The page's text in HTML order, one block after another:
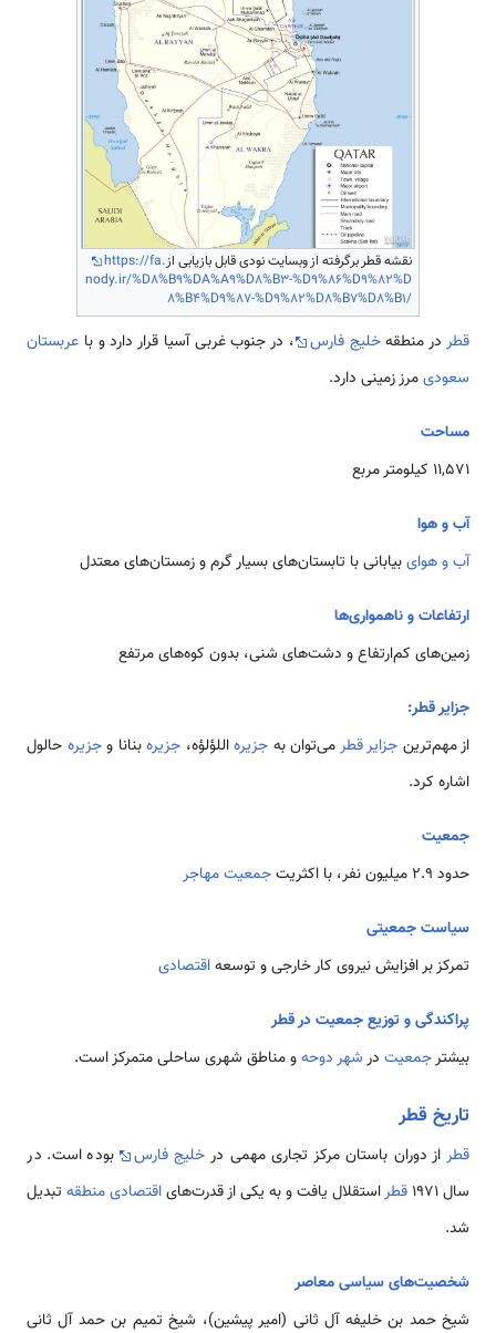
نقشه قطر برگرفته از وبسایت نودی قابل بازیابی ازhttps://fa.
nody.ir/%D8%B9%DA%A9%D8%B3-%D9%86%D9%82%D
8%B4%D9%87-%D9%82%D8%B7%D8%B1/
قطردر منطقهخلیج فارس ، در جنوب غربی آسیا قرار دارد و با عربستان
سعودیمرز زمینی دارد.
مساحت
11,571 کیلومتر مربع
آب و هوا
آب و هوایبیابانی با تابستان‌های بسیار گرم و زمستان‌های معتدل
ارتفاعات و ناهمواری‌ها
زمین‌های کم‌ارتفاع و دشت‌های شنی، بدون کوه‌های مرتفع
جزایر قطر:
از مهم‌ترین جزایرقطرمی‌توان به جزیرهاللؤلؤه، جزیرهبنانا وجزیره حالول
اشاره کرد.
جمعیت
حدود 2.9 میلیون نفر، با اکثریت
جمعیتمهاجر
سیاست جمعیتی
تمرکز بر افزایش نیروی کار خارجی و توسعهاقتصادی
پراکندگی و توزیع جمعیت در قطر
بیشترجمعیت درشهر دوحهو مناطق شهری ساحلی متمرکز است.
تاریخ قطر
قطراز دوران باستان مرکز تجاری مهمی در خلیج فارس
بوده است. در
سال 1971
قطراستقلال یافت و به یکی از قدرت‌هایاقتصادیمنطقه تبدیل
شد.
شخصیت‌های سیاسی معاصر
شیخ حمد بن خلیفه آل ثانی (امیر پیشین)، شیخ تمیم بن حمد آل ثانی